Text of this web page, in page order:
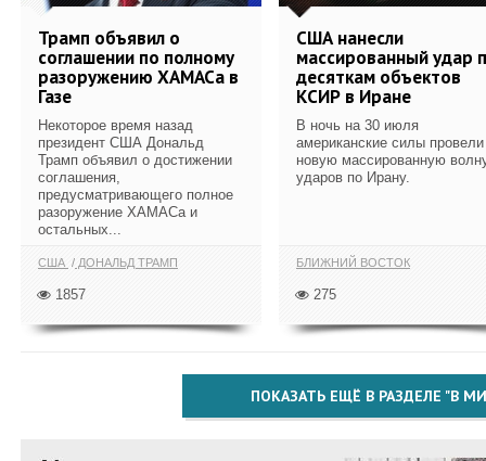
Трамп объявил о
соглашении по полному
разоружению ХАМАСа в
Газе
Некоторое время назад
президент США Дональд
Трамп объявил о достижении
соглашения,
предусматривающего полное
разоружение ХАМАСа и
остальных...
США ДОНАЛЬД ТРАМП
1857
США нанесли
массированный удар
десяткам объектов
КСИР в Иране
В ночь на 30 июля
американские силы провели
новую массированную
ударов по Ирану.
БЛИЖНИЙ ВОСТОК
275
ПОКАЗАТЬ ЕЩЁ В РАЗДЕЛЕ "В